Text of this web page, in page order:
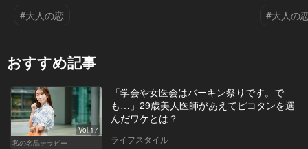
#大人の恋 #大人の
おすすめ記事
Vol.17
私の名品テラピー
「学会や女医会はバーキン祭りです。で
も…」29歳美人医師があえてピコタンを選
んだワケとは？
ライフスタイル